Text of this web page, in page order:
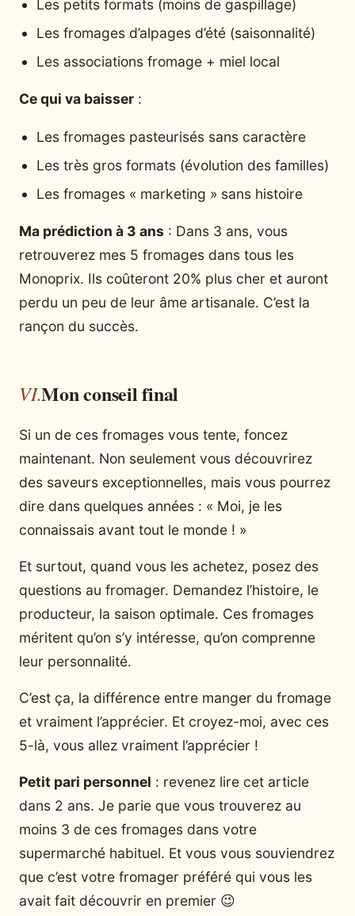
Les petits formats (moins de gaspillage)
Les fromages d’alpages d’été (saisonnalité)
Les associations fromage + miel local
Ce qui va baisser :
Les fromages pasteurisés sans caractère
Les très gros formats (évolution des familles)
Les fromages « marketing » sans histoire
Ma prédiction à 3 ans : Dans 3 ans, vous
retrouverez mes 5 fromages dans tous les
Monoprix. Ils coûteront 20% plus cher et auront
perdu un peu de leur âme artisanale. C’est la
rançon du succès.
Mon conseil final
Si un de ces fromages vous tente, foncez
maintenant. Non seulement vous découvrirez
des saveurs exceptionnelles, mais vous pourrez
dire dans quelques années : « Moi, je les
connaissais avant tout le monde ! »
Et surtout, quand vous les achetez, posez des
questions au fromager. Demandez l’histoire, le
producteur, la saison optimale. Ces fromages
méritent qu’on s’y intéresse, qu’on comprenne
leur personnalité.
C’est ça, la différence entre manger du fromage
et vraiment l’apprécier. Et croyez-moi, avec ces
5-là, vous allez vraiment l’apprécier !
Petit pari personnel : revenez lire cet article
dans 2 ans. Je parie que vous trouverez au
moins 3 de ces fromages dans votre
supermarché habituel. Et vous vous souviendrez
que c’est votre fromager préféré qui vous les
avait fait découvrir en premier 😉